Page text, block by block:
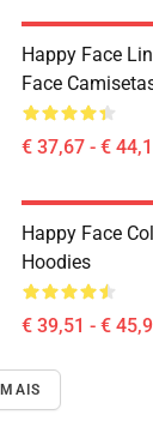
Happy Face
Face
€ 37,67 - €
Happy Face
Hoodies
€ 39,51 - €